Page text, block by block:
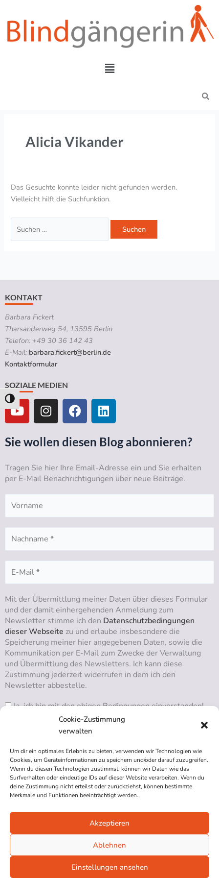
Cookie-Zustimmung
verwalten
Um dir ein optimales Erlebnis zu bieten, verwenden wir Technologien wie
Cookies, um Geräteinformationen zu speichern und/oder darauf zuzugreifen.
Wenn du diesen Technologien zustimmst, können wir Daten wie das
Surfverhalten oder eindeutige IDs auf dieser Website verarbeiten. Wenn du
deine Zustimmung nicht erteilst oder zurückziehst, können bestimmte
Merkmale und Funktionen beeinträchtigt werden.
Akzeptieren
Ablehnen
Einstellungen ansehen
Umschalten auf hohe Kontraste
springen
Menü
Search
Alicia Vikander
Das Gesuchte konnte leider nicht gefunden werden.
Vielleicht hilft die Suchfunktion.
nach:
KONTAKT
Barbara Fickert
Tharsanderweg 54, 13595 Berlin
Telefon: +49 30 36 142 43
E-Mail: barbara.fickert@berlin.de
Kontaktformular
SOZIALE MEDIEN
Y
o
u
t
u
e
I
n
s
t
a
r
a
m
F
a
c
e
b
o
o
k
L
i
n
k
e
d
i
n
Sie wollen diesen Blog abonnieren?
Tragen Sie hier Ihre Email-Adresse ein und Sie erhalten
per E-Mail Benachrichtigungen über neue Beiträge.
Mit der Übermittlung meiner Daten über dieses Formular
und der damit einhergehenden Anmeldung zum
Newsletter stimme ich den Datenschutzbedingungen
dieser Webseite zu und erlaube insbesondere die
Speicherung meiner hier angegebenen Daten, sowie die
Kommunikation per E-Mail zum Zwecke der Verwaltung
und Übermittlung des Newsletters. Ich kann diese
Zustimmung jederzeit widerrufen in dem ich den
Newsletter abbestelle.
Ja, ich bin mit den obigen Bedingungen einverstanden!
RSS ABONNIEREN
Cookie-Richtlinie (EU)